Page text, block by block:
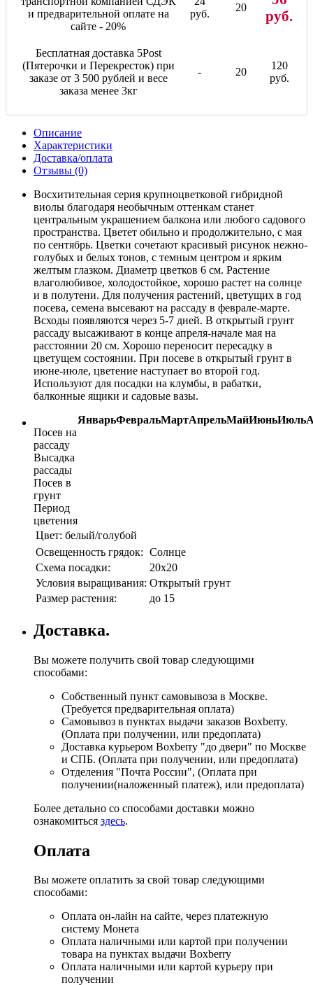
и предварительной оплате на
сайте - 20%
руб.
20
руб.
Бесплатная доставка 5Post
(Пятерочки и Перекресток) при
заказе от 3 500 рублей и весе
заказа менее 3кг
- 20
120
руб.
Описание
Характеристики
Доставка/оплата
Отзывы (0)
Восхитительная серия крупноцветковой гибридной
виолы благодаря необычным оттенкам станет
центральным украшением балкона или любого садового
пространства. Цветет обильно и продолжительно, с мая
по сентябрь. Цветки сочетают красивый рисунок нежно-
голубых и белых тонов, с темным центром и ярким
желтым глазком. Диаметр цветков 6 см. Растение
влаголюбивое, холодостойкое, хорошо растет на солнце
и в полутени. Для получения растений, цветущих в год
посева, семена высевают на рассаду в феврале-марте.
Всходы появляются через 5-7 дней. В открытый грунт
рассаду высаживают в конце апреля-начале мая на
расстоянии 20 см. Хорошо переносит пересадку в
цветущем состоянии. При посеве в открытый грунт в
июне-июле, цветение наступает во второй год.
Используют для посадки на клумбы, в рабатки,
балконные ящики и садовые вазы.
ЯнварьФевральМартАпрельМайИюньИюль
Посев на
рассаду
Высадка
рассады
Посев в
грунт
Период
цветения
Цвет: белый/голубой
Освещенность грядок: Солнце
Схема посадки:
20х20
Условия выращивания: Открытый грунт
Размер растения:
до 15
Доставка.
Вы можете получить свой товар следующими
способами:
Собственный пункт самовывоза в Москве.
(Требуется предварительная оплата)
Самовывоз в пунктах выдачи заказов Boxberry.
(Оплата при получении, или предоплата)
Доставка курьером Boxberry "до двери" по Москве
и СПБ. (Оплата при получении, или предоплата)
Отделения "Почта России", (Оплата при
получении(наложенный платеж), или предоплата)
Более детально со способами доставки можно
ознакомиться здесь.
Оплата
Вы можете оплатить за свой товар следующими
способами:
Оплата он-лайн на сайте, через платежную
систему Монета
Оплата наличными или картой при получении
товара на пунктах выдачи Boxberry
Оплата наличными или картой курьеру при
получении